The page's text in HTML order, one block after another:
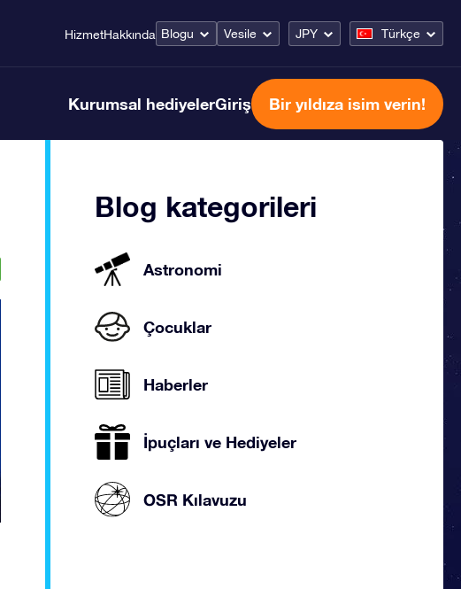
HizmetHakkında Blogu Vesile JPY Türkçe
Kurumsal hediyelerGiriş Bir yıldıza isim verin!
Blog kategorileri
Astronomi
Çocuklar
Haberler
İpuçları ve Hediyeler
OSR Kılavuzu